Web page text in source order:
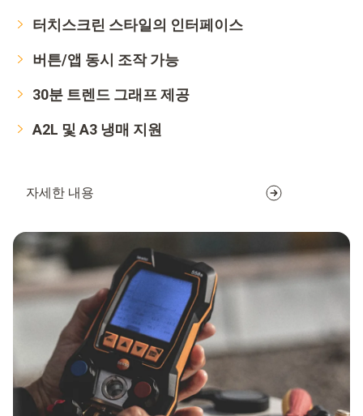
터치스크린 스타일의 인터페이스
버튼/앱 동시 조작 가능
30분 트렌드 그래프 제공
A2L 및 A3 냉매 지원
자세한 내용